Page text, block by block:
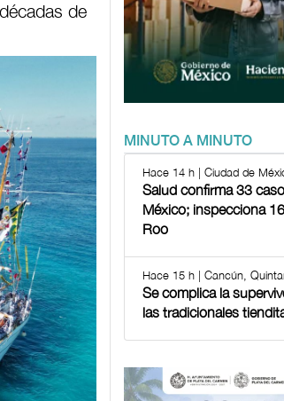
de
MINUTO A MINUTO
Hace 14 h | Ciudad de
Salud confirma 33
México; inspecciona
Roo
Hace 15 h | Cancún,
Se complica la
las tradicionales